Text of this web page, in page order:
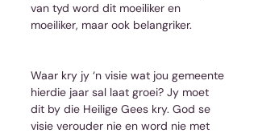
van tyd word dit moeiliker en
moeiliker, maar ook belangriker.
Waar kry jy ‘n visie wat jou gemeente
hierdie jaar sal laat groei? Jy moet
dit by die Heilige Gees kry. God se
visie verouder nie en word nie met